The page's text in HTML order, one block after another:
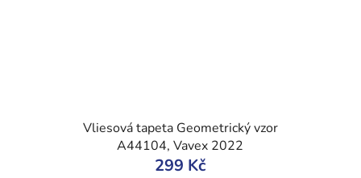
Vliesová tapeta Geometrický vzor
A44104, Vavex 2022
299 Kč